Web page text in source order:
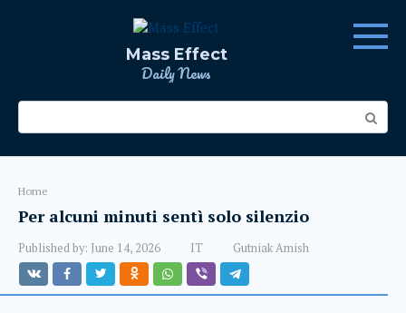
Mass Effect
Daily News
Search:
Home
Per alcuni minuti sentì solo silenzio
Published by: June 14, 2026 IT Gutniak Amish